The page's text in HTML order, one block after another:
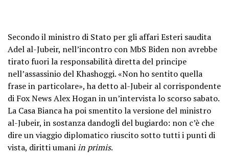
Secondo il ministro di Stato per gli affari Esteri saudita
Adel al-Jubeir, nell’incontro con MbS Biden non avrebbe
tirato fuori la responsabilità diretta del principe
nell’assassinio del Khashoggi. «Non ho sentito quella
frase in particolare», ha detto al-Jubeir al corrispondente
di Fox News Alex Hogan in un’intervista lo scorso sabato.
La Casa Bianca ha poi smentito la versione del ministro
al-Jubeir, in sostanza dandogli del bugiardo: non c’è che
dire un viaggio diplomatico riuscito sotto tutti i punti di
vista, diritti umaniin primis.